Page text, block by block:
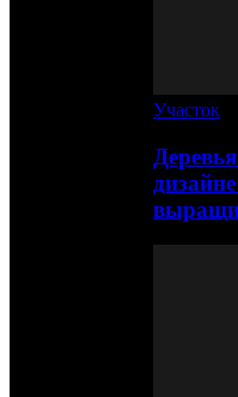
Участок